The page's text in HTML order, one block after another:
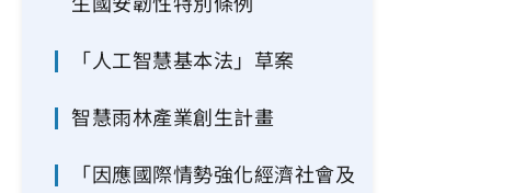
「人工智慧基本法」草案
智慧雨林產業創生計畫
「因應國際情勢強化經濟社會及